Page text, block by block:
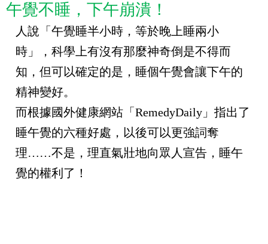
午覺不睡，下午崩潰！
人說「午覺睡半小時，等於晚上睡兩小
時」，科學上有沒有那麼神奇倒是不得而
知，但可以確定的是，睡個午覺會讓下午的
精神變好。
而根據國外健康網站「 RemedyDaily 」指出了
睡午覺的六種好處，以後可以更強詞奪
理……不是，理直氣壯地向眾人宣告，睡午
覺的權利了！